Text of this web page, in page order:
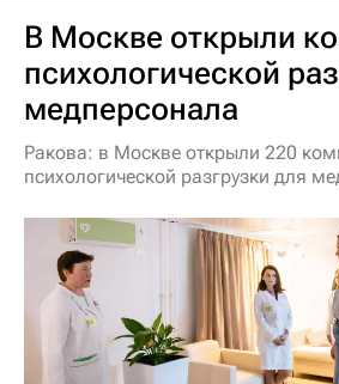
В Москве открыли
психологической
медперсонала
Ракова: в Москве открыли 220
психологической разгрузки для